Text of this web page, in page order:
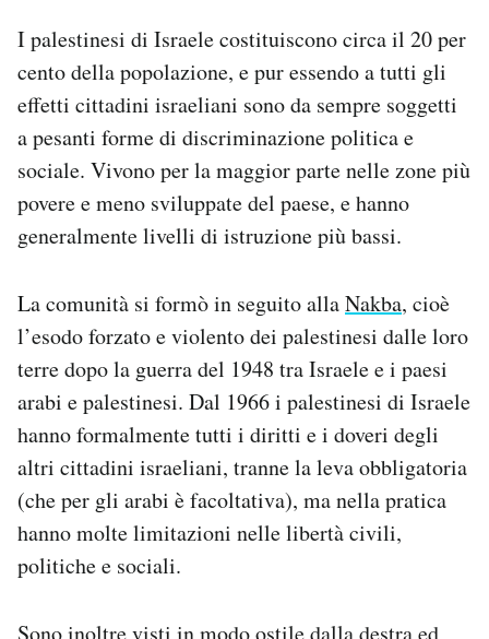
I palestinesi di Israele costituiscono circa il 20 per
cento della popolazione, e pur essendo a tutti gli
effetti cittadini israeliani sono da sempre soggetti
a pesanti forme di discriminazione politica e
sociale. Vivono per la maggior parte nelle zone più
povere e meno sviluppate del paese, e hanno
generalmente livelli di istruzione più bassi.
La comunità si formò in seguito allaNakba, cioè
l’esodo forzato e violento dei palestinesi dalle loro
terre dopo la guerra del 1948 tra Israele e i paesi
arabi e palestinesi. Dal 1966 i palestinesi di Israele
hanno formalmente tutti i diritti e i doveri degli
altri cittadini israeliani, tranne la leva obbligatoria
(che per gli arabi è facoltativa), ma nella pratica
hanno molte limitazioni nelle libertà civili,
politiche e sociali.
Sono inoltre visti in modo ostile dalla destra ed